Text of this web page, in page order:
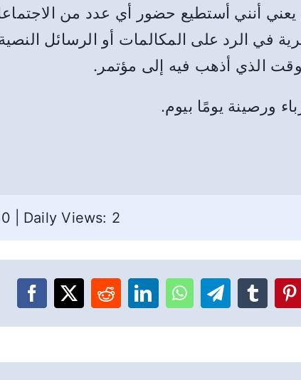
أنني أستطيع حضور أي عدد من
في الرد على المكالمات أو الرسائل
الذي أذهب فيه إلى مؤتمر.
ورصينة يومًا بيوم.
Daily Views: 2